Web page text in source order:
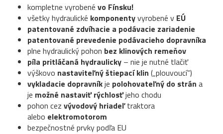
kompletne vyrobené vo Fínsku!
všetky hydraulické komponentyvyrobené v EÚ
patentované zdvíhacie a podávacie zariadenie
patentované prevedenie podávacieho dopravníka
plne hydraulický pohon bez klinových remeňov
píla pritláčaná hydraulicky – nie je nutné tlačiť
výškovo nastaviteľný štiepací klin („plouvoucí“)
vykladacie dopravníkje polohovateľný do strán a
je možné nastaviť rýchlosťjeho chodu
pohon cez vývodový hriadeľtraktora
alebo elektromotorom
bezpečnostné prvky podľa EU